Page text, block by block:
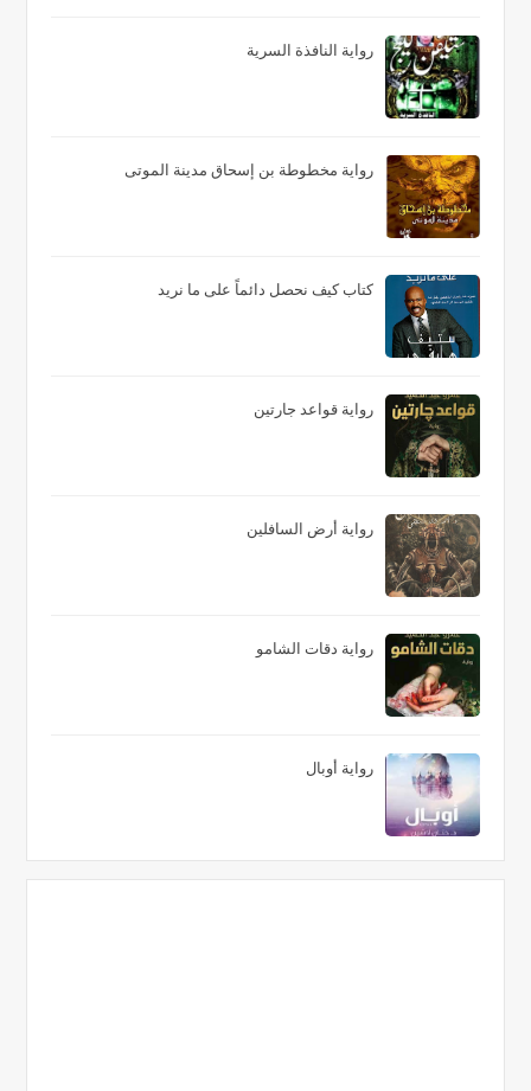
رواية النافذة السرية
رواية مخطوطة بن إسحاق مدينة الموتى
كتاب كيف نحصل دائماً على ما نريد
رواية قواعد جارتين
رواية أرض السافلين
رواية دقات الشامو
رواية أوبال